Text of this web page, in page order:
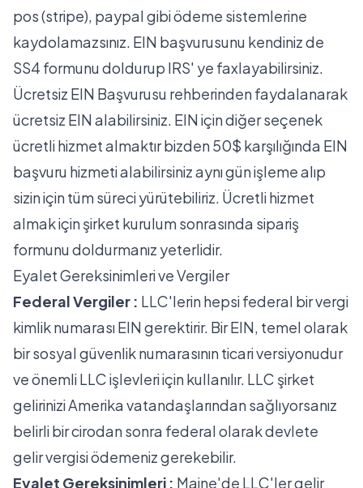
pos (stripe), paypal gibi ödeme sistemlerine
kaydolamazsınız. EIN başvurusunu kendiniz de
SS4 formunu doldurup IRS' ye faxlayabilirsiniz.
Ücretsiz EIN Başvurusu rehberindenfaydalanarak
ücretsiz EIN alabilirsiniz. EIN için diğer seçenek
ücretli hizmet almaktır bizden 50$ karşılığında EIN
başvuru hizmeti alabilirsiniz aynı gün işleme alıp
sizin için tüm süreci yürütebiliriz. Ücretli hizmet
almak için şirket kurulum sonrasında sipariş
formunudoldurmanız yeterlidir.
Eyalet Gereksinimleri ve Vergiler
Federal Vergiler : LLC'lerin hepsi federal bir vergi
kimlik numarası EIN gerektirir. Bir EIN, temel olarak
bir sosyal güvenlik numarasının ticari versiyonudur
ve önemli LLC işlevleri için kullanılır. LLC şirket
gelirinizi Amerika vatandaşlarından sağlıyorsanız
belirli bir cirodan sonra federal olarak devlete
gelir vergisi ödemeniz gerekebilir.
Eyalet Gereksinimleri : Maine'de LLC'ler gelir